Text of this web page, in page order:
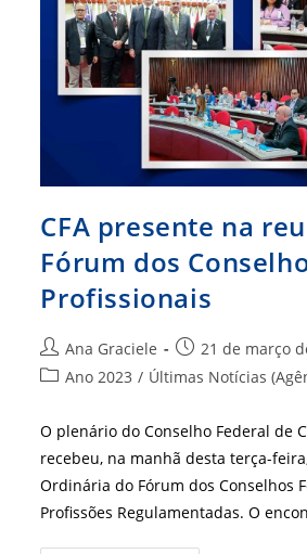
TCU
CFA presente na
Fórum dos
Profissionais
Autor
do
Ana Graciele
Post
publicado:
21 de março
Categoria
post:
Ano 2023 / Últimas Notícias
O plenário do Conselho Federal de
recebeu, na manhã desta terça-
Ordinária do Fórum dos Conselhos
Profissões Regulamentadas. O